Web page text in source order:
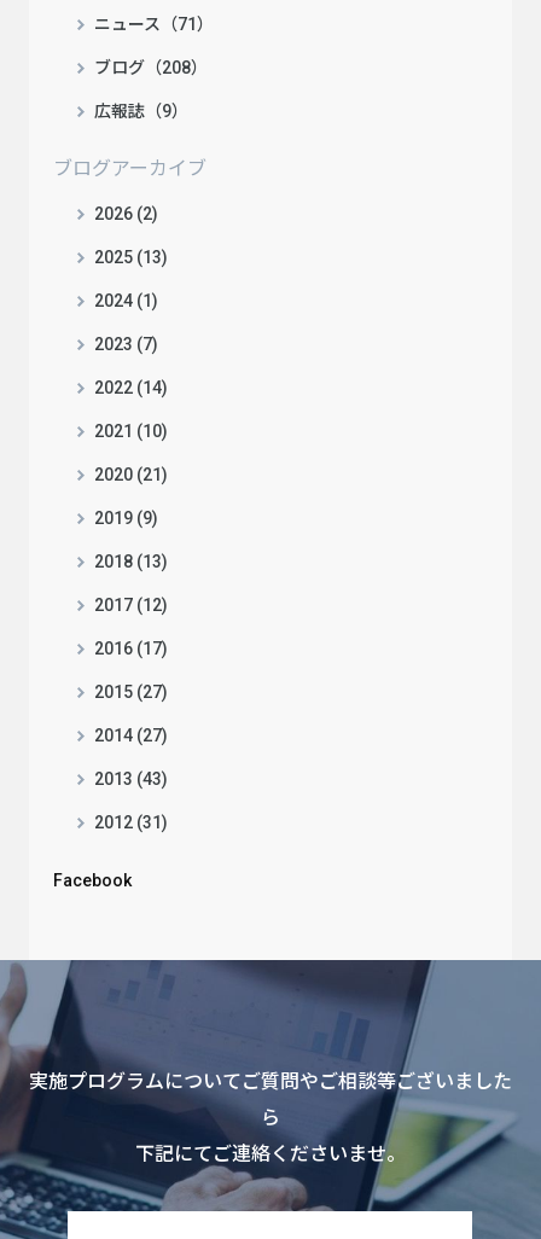
ニュース（71）
ブログ（208）
広報誌（9）
ブログアーカイブ
2026 (2)
2025 (13)
2024 (1)
2023 (7)
2022 (14)
2021 (10)
2020 (21)
2019 (9)
2018 (13)
2017 (12)
2016 (17)
2015 (27)
2014 (27)
2013 (43)
2012 (31)
Facebook
実施プログラムについてご質問やご相談等ございました
ら
下記にてご連絡くださいませ。